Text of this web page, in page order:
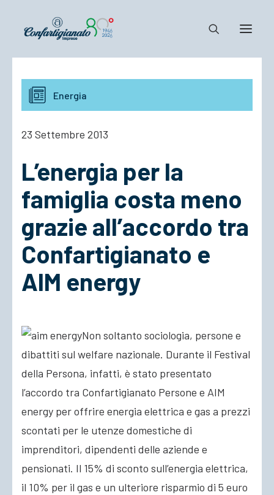
Notizie e Documenti
Confartigianato
Cosa Facciamo
Energia
23 Settembre 2013
L’energia per la
famiglia costa meno
grazie all’accordo tra
Confartigianato e
AIM energy
Non soltanto sociologia, persone e
dibattiti sul welfare nazionale. Durante il Festival
della Persona, infatti, è stato presentato
l’accordo tra Confartigianato Persone e AIM
energy per offrire energia elettrica e gas a prezzi
scontati per le utenze domestiche di
imprenditori, dipendenti delle aziende e
pensionati. Il 15% di sconto sull’energia elettrica,
il 10% per il gas e un ulteriore risparmio di 5 euro